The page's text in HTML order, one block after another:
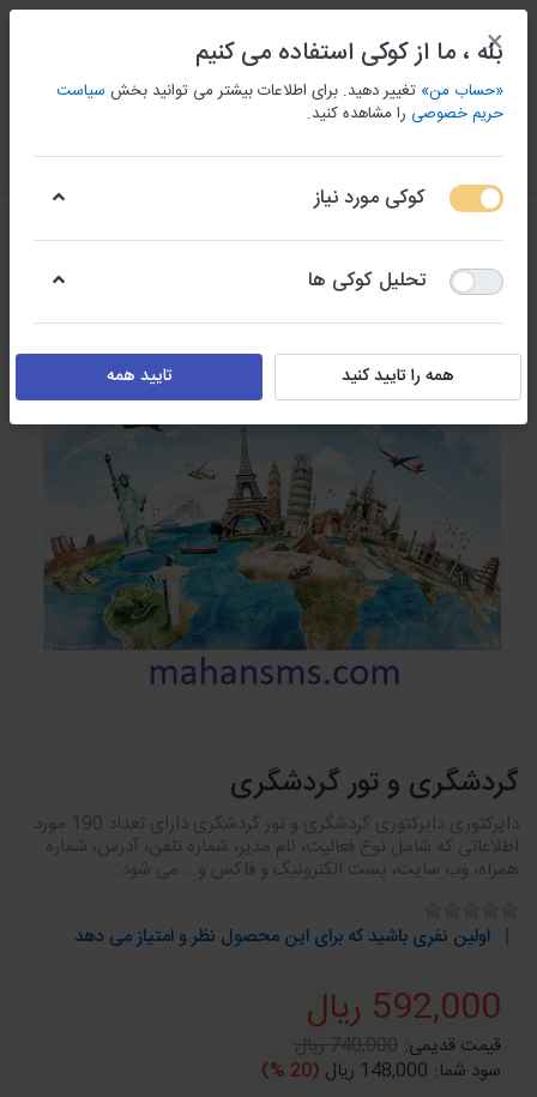
منو ورود/ثبت نام مقايسه كردن علاقه مندی سبد
گردشگری و تور گردشگری
دایرکتوری دایرکتوری گردشگری و تور گردشگری دارای تعداد 190 مورد
اطلاعاتی که شامل نوع فعالیت، نام مدیر، شماره تلفن، آدرس، شماره
همراه، وب سایت، پست الکترونیک و فاکس و... می شود.
اولین نفری باشید که برای این محصول نظر و امتیاز می دهد
592,000 ریال
قیمت قدیمی: 740,000 ریال
سود شما: 148,000 ریال (20 %)
×
بله ، ما از کوکی استفاده می کنیم
«حساب من» تغییر دهید. برای اطلاعات بیشتر می توانید بخش سیاست
حریم خصوصی را مشاهده کنید.
کوکی مورد نیاز
تحلیل کوکی ها
همه را تایید کنید تایید همه